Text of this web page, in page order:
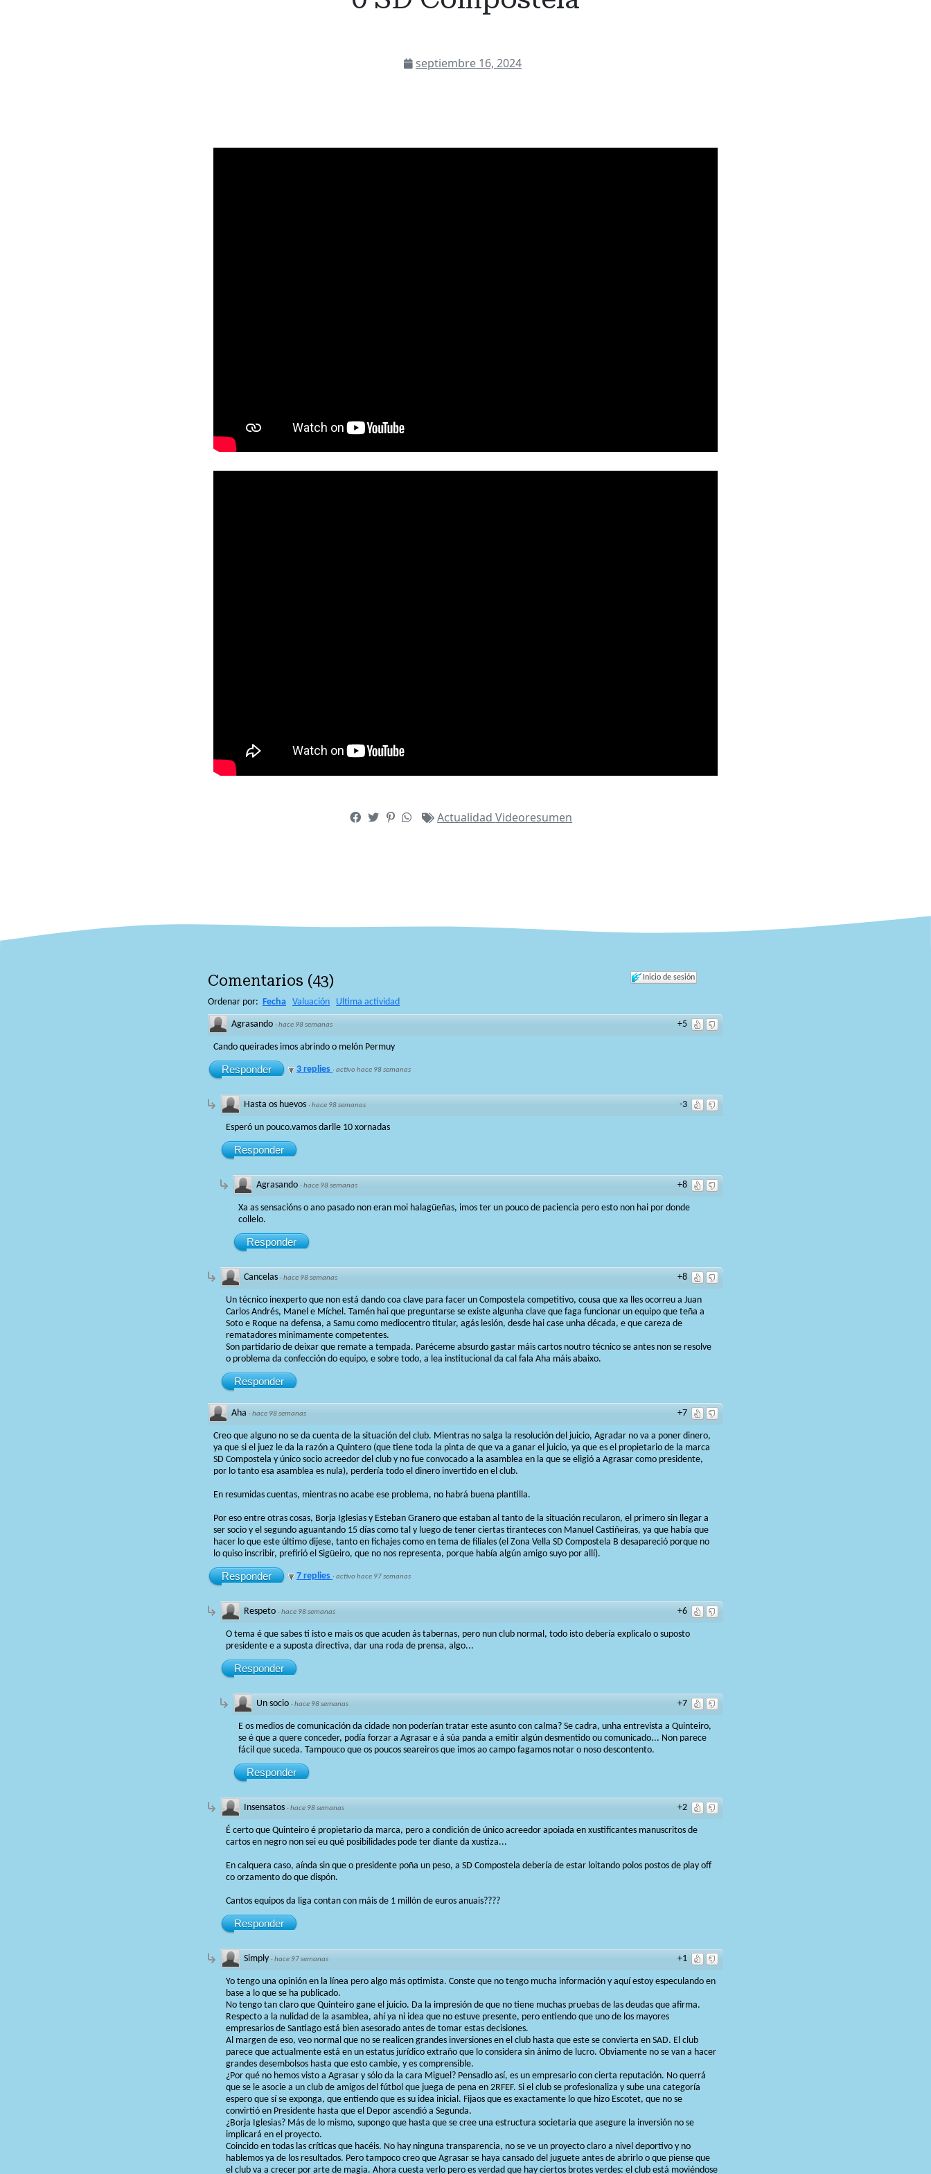
septiembre 16, 2024
ActualidadVideoresumen
Inicio de sesión
Comentarios (43)
Ordenar por: Fecha Valuación Ultima actividad
+5
Agrasando ·hace 98 semanas
Cando queirades imos abrindo o melón Permuy
Responder 3 replies ·activo hace 98 semanas
-3
Hasta os huevos ·hace 98 semanas
Esperó un pouco.vamos darlle 10 xornadas
Responder
+8
Agrasando ·hace 98 semanas
Xa as sensacións o ano pasado non eran moi halagüeñas, imos ter un pouco de paciencia pero esto non hai por donde
collelo.
Responder
+8
Cancelas ·hace 98 semanas
Un técnico inexperto que non está dando coa clave para facer un Compostela competitivo, cousa que xa lles ocorreu a Juan
Carlos Andrés, Manel e Míchel. Tamén hai que preguntarse se existe algunha clave que faga funcionar un equipo que teña a
Soto e Roque na defensa, a Samu como mediocentro titular, agás lesión, desde hai case unha década, e que careza de
rematadores minimamente competentes.
Son partidario de deixar que remate a tempada. Paréceme absurdo gastar máis cartos noutro técnico se antes non se resolve
o problema da confección do equipo, e sobre todo, a lea institucional da cal fala Aha máis abaixo.
Responder
+7
Aha ·hace 98 semanas
Creo que alguno no se da cuenta de la situación del club. Mientras no salga la resolución del juicio, Agradar no va a poner dinero,
ya que si el juez le da la razón a Quintero (que tiene toda la pinta de que va a ganar el juicio, ya que es el propietario de la marca
SD Compostela y único socio acreedor del club y no fue convocado a la asamblea en la que se eligió a Agrasar como presidente,
por lo tanto esa asamblea es nula), perdería todo el dinero invertido en el club.
En resumidas cuentas, mientras no acabe ese problema, no habrá buena plantilla.
Por eso entre otras cosas, Borja Iglesias y Esteban Granero que estaban al tanto de la situación recularon, el primero sin llegar a
ser socio y el segundo aguantando 15 días como tal y luego de tener ciertas tiranteces con Manuel Castiñeiras, ya que había que
hacer lo que este último dijese, tanto en fichajes como en tema de filiales (el Zona Vella SD Compostela B desapareció porque no
lo quiso inscribir, prefirió el Sigüeiro, que no nos representa, porque había algún amigo suyo por allí).
Responder 7 replies ·activo hace 97 semanas
+6
Respeto ·hace 98 semanas
O tema é que sabes ti isto e mais os que acuden ás tabernas, pero nun club normal, todo isto debería explicalo o suposto
presidente e a suposta directiva, dar una roda de prensa, algo...
Responder
+7
Un socio ·hace 98 semanas
E os medios de comunicación da cidade non poderían tratar este asunto con calma? Se cadra, unha entrevista a Quinteiro,
se é que a quere conceder, podía forzar a Agrasar e á súa panda a emitir algún desmentido ou comunicado... Non parece
fácil que suceda. Tampouco que os poucos seareiros que imos ao campo fagamos notar o noso descontento.
Responder
+2
Insensatos ·hace 98 semanas
É certo que Quinteiro é propietario da marca, pero a condición de único acreedor apoiada en xustificantes manuscritos de
cartos en negro non sei eu qué posibilidades pode ter diante da xustiza...
En calquera caso, aínda sin que o presidente poña un peso, a SD Compostela debería de estar loitando polos postos de play off
co orzamento do que dispón.
Cantos equipos da liga contan con máis de 1 millón de euros anuais????
Responder
+1
Simply ·hace 97 semanas
Yo tengo una opinión en la línea pero algo más optimista. Conste que no tengo mucha información y aquí estoy especulando en
base a lo que se ha publicado.
No tengo tan claro que Quinteiro gane el juicio. Da la impresión de que no tiene muchas pruebas de las deudas que afirma.
Respecto a la nulidad de la asamblea, ahí ya ni idea que no estuve presente, pero entiendo que uno de los mayores
empresarios de Santiago está bien asesorado antes de tomar estas decisiones.
Al margen de eso, veo normal que no se realicen grandes inversiones en el club hasta que este se convierta en SAD. El club
parece que actualmente está en un estatus jurídico extraño que lo considera sin ánimo de lucro. Obviamente no se van a hacer
grandes desembolsos hasta que esto cambie, y es comprensible.
¿Por qué no hemos visto a Agrasar y sólo da la cara Miguel? Pensadlo así, es un empresario con cierta reputación. No querrá
que se le asocie a un club de amigos del fútbol que juega de pena en 2RFEF. Si el club se profesionaliza y sube una categoría
espero que sí se exponga, que entiendo que es su idea inicial. Fijaos que es exactamente lo que hizo Escotet, que no se
convirtió en Presidente hasta que el Depor ascendió a Segunda.
¿Borja Iglesias? Más de lo mismo, supongo que hasta que se cree una estructura societaria que asegure la inversión no se
implicará en el proyecto.
Coincido en todas las críticas que hacéis. No hay ninguna transparencia, no se ve un proyecto claro a nivel deportivo y no
hablemos ya de los resultados. Pero tampoco creo que Agrasar se haya cansado del juguete antes de abrirlo o que piense que
el club va a crecer por arte de magia. Ahora cuesta verlo pero es verdad que hay ciertos brotes verdes: el club está moviéndose